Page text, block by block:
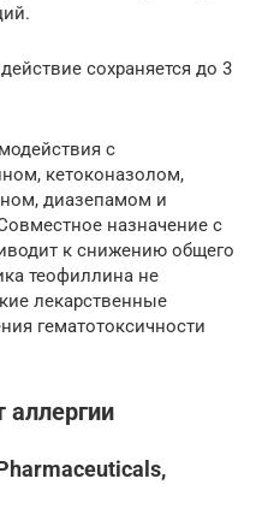
сохраняется до 3
с
кетоконазолом,
диазепамом и
назначение с
к снижению общего
теофиллина не
лекарственные
гематотоксичности
аллергии